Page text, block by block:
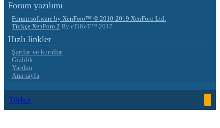
Forum yazılımı
Forum software by XenForo™ © 2010-2019 XenForo Ltd.
Türkçe XenForo 2 By eTiKeT™ 2017
Hızlı linkler
Şartlar ve kurallar
Gizlilik
Yardım
Ana sayfa
Türkçe